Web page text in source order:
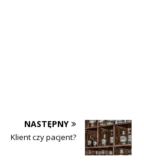
NASTĘPNY
Klient czy pacjent?